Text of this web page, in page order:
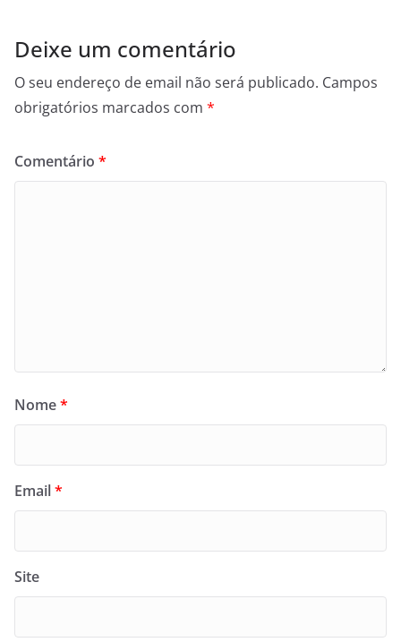
Deixe um comentário
O seu endereço de email não será publicado. Campos
obrigatórios marcados com *
Comentário *
Nome*
Email*
Site